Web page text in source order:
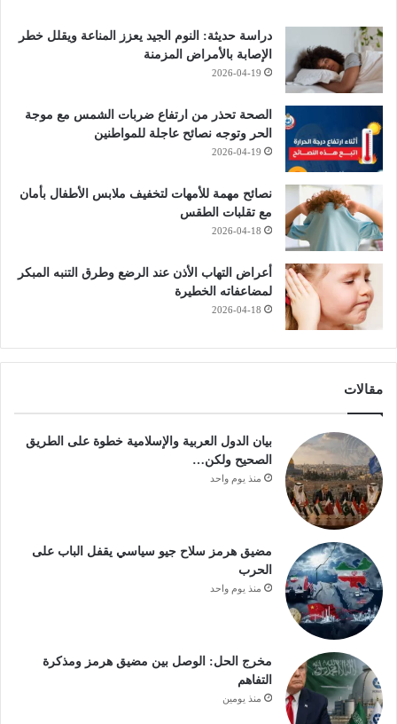
دراسة حديثة: النوم الجيد يعزز المناعة ويقلل خطر
الإصابة بالأمراض المزمنة
2026-04-19
الصحة تحذر من ارتفاع ضربات الشمس مع موجة
الحر وتوجه نصائح عاجلة للمواطنين
2026-04-19
نصائح مهمة للأمهات لتخفيف ملابس الأطفال بأمان
مع تقلبات الطقس
2026-04-18
أعراض التهاب الأذن عند الرضع وطرق التنبه المبكر
لمضاعفاته الخطيرة
2026-04-18
مقالات
بيان الدول العربية والإسلامية خطوة على الطريق
الصحيح ولكن…
منذ يوم واحد
مضيق هرمز سلاح جيو سياسي يقفل الباب على
الحرب
منذ يوم واحد
مخرج الحل: الوصل بين مضيق هرمز ومذكرة
التفاهم
منذ يومين